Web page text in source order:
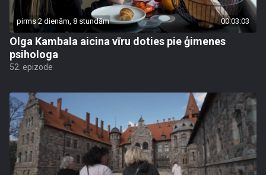
pirms 2 dienām, 8 stundām 00:03:03
Olga Kambala aicina vīru doties pie ģimenes
psihologa
52. epizode